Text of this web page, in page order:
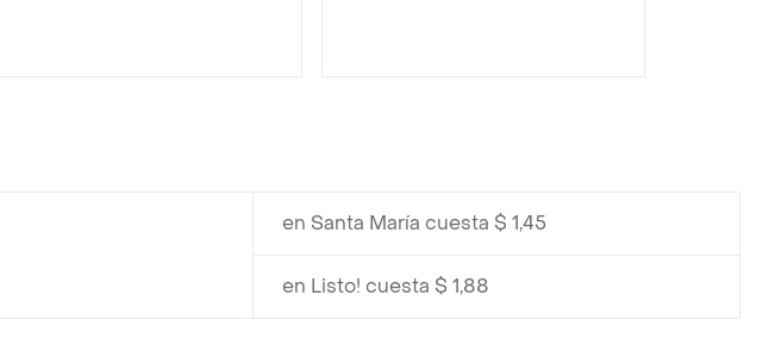
en Santa María cuesta $ 1,45
en Listo! cuesta $ 1,88